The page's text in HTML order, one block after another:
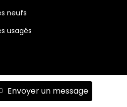
Envoyer un message
neufs
usagés